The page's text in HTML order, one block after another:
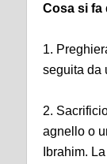
Cosa si fa
1.
seguita da
2.
agnello o
Ibrahim.